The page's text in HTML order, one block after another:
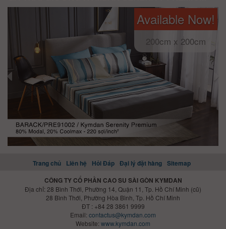
Available Now!
200cm x 200cm
Trang chủ Liên hệ Hỏi Đáp Đại lý đặt hàng Sitemap
CÔNG TY CỔ PHẦN CAO SU SÀI GÒN KYMDAN
Địa chỉ: 28 Bình Thới, Phường 14, Quận 11, Tp. Hồ Chí Minh (cũ)
28 Bình Thới, Phường Hòa Bình, Tp. Hồ Chí Minh
ĐT : +84 28 3861 9999
Email: contactus@kymdan.com
Website: www.kymdan.com